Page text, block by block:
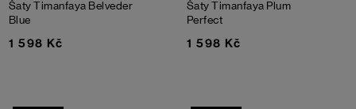
Šaty Timanfaya Belveder
Blue
1 598 Kč
Šaty Timanfaya Plum
Perfect
1 598 Kč